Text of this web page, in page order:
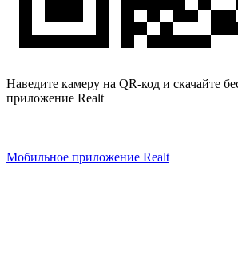
Наведите камеру на QR-код и скачайте
приложение Realt
Мобильное приложение Realt